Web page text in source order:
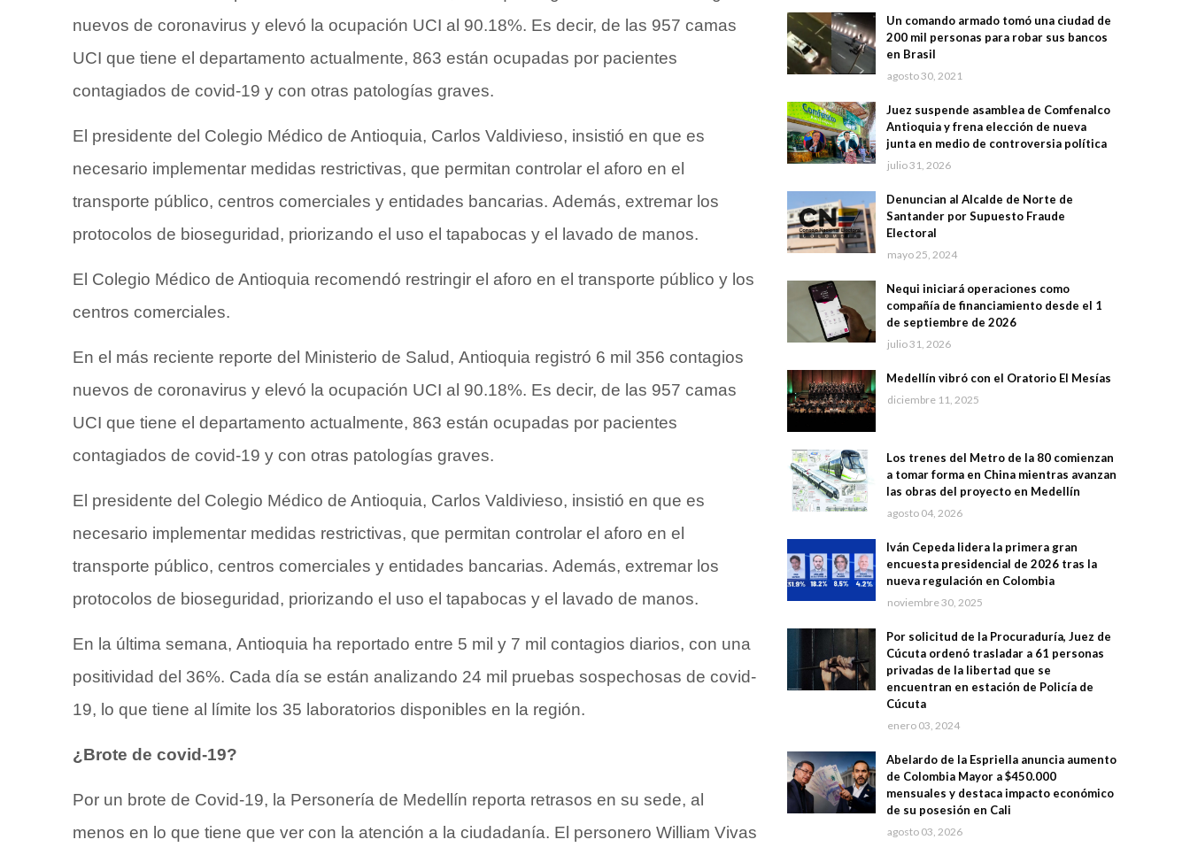
nuevos de coronavirus y elevó la ocupación UCI al 90.18%. Es decir, de las 957 camas
UCI que tiene el departamento actualmente, 863 están ocupadas por pacientes
contagiados de covid-19 y con otras patologías graves.
El presidente del Colegio Médico de Antioquia, Carlos Valdivieso, insistió en que es
necesario implementar medidas restrictivas, que permitan controlar el aforo en el
transporte público, centros comerciales y entidades bancarias. Además, extremar los
protocolos de bioseguridad, priorizando el uso el tapabocas y el lavado de manos.
El Colegio Médico de Antioquia recomendó restringir el aforo en el transporte público y los
centros comerciales.
En el más reciente reporte del Ministerio de Salud, Antioquia registró 6 mil 356 contagios
nuevos de coronavirus y elevó la ocupación UCI al 90.18%. Es decir, de las 957 camas
UCI que tiene el departamento actualmente, 863 están ocupadas por pacientes
contagiados de covid-19 y con otras patologías graves.
El presidente del Colegio Médico de Antioquia, Carlos Valdivieso, insistió en que es
necesario implementar medidas restrictivas, que permitan controlar el aforo en el
transporte público, centros comerciales y entidades bancarias. Además, extremar los
protocolos de bioseguridad, priorizando el uso el tapabocas y el lavado de manos.
En la última semana, Antioquia ha reportado entre 5 mil y 7 mil contagios diarios, con una
positividad del 36%. Cada día se están analizando 24 mil pruebas sospechosas de covid-
19, lo que tiene al límite los 35 laboratorios disponibles en la región.
¿Brote de covid-19?
Por un brote de Covid-19, la Personería de Medellín reporta retrasos en su sede, al
menos en lo que tiene que ver con la atención a la ciudadanía. El personero William Vivas
Un comando armado tomó una ciudad de
200 mil personas para robar sus bancos
en Brasil
agosto 30, 2021
Juez suspende asamblea de Comfenalco
Antioquia y frena elección de nueva
junta en medio de controversia política
julio 31, 2026
Denuncian al Alcalde de Norte de
Santander por Supuesto Fraude
Electoral
mayo 25, 2024
Nequi iniciará operaciones como
compañía de financiamiento desde el 1
de septiembre de 2026
julio 31, 2026
Medellín vibró con el Oratorio El Mesías
diciembre 11, 2025
Los trenes del Metro de la 80 comienzan
a tomar forma en China mientras avanzan
las obras del proyecto en Medellín
agosto 04, 2026
Iván Cepeda lidera la primera gran
encuesta presidencial de 2026 tras la
nueva regulación en Colombia
noviembre 30, 2025
Por solicitud de la Procuraduría, Juez de
Cúcuta ordenó trasladar a 61 personas
privadas de la libertad que se
encuentran en estación de Policía de
Cúcuta
enero 03, 2024
Abelardo de la Espriella anuncia aumento
de Colombia Mayor a $450.000
mensuales y destaca impacto económico
de su posesión en Cali
agosto 03, 2026